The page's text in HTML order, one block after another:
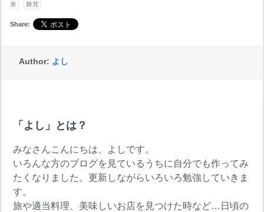
単 舞茸
Share:
Author: よし
「よし」とは？
みなさんこんにちは、よしです。
いろんな方のブログを見ているうちに自分でも作ってみ
たくなりました。更新しながらいろいろ勉強していきま
す。
旅や適当料理、美味しいお店を見つけた時など…日頃の